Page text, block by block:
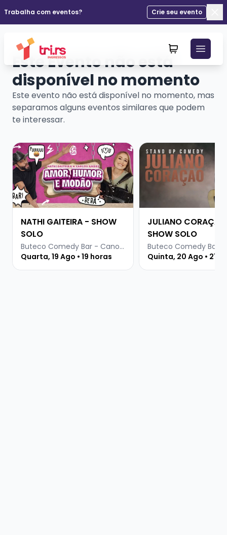
Trabalha com eventos?
Crie seu evento
Este Evento não está
disponível no momento
Este evento não está disponível no momento, mas
separamos alguns eventos similares que podem
te interessar.
Veja mais sobre NATHI GAITEIRA - SHOW SOLO
NATHI GAITEIRA - SHOW
SOLO
Buteco Comedy Bar - Canoas
Quarta, 19 Ago • 19 horas
Veja mais sobre
JULIANO
SHOW SOLO
Quinta, 20 Ago •